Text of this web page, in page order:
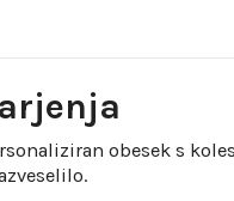
obesek s